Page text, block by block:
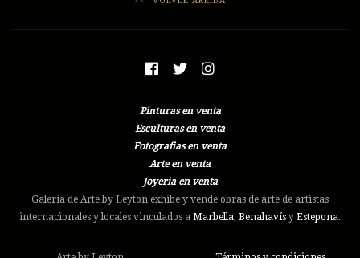
Pinturas en venta
Esculturas en venta
Fotografias en venta
Arte en venta
Joyeria en venta
Galería de Arte by Leyton exhibe y vende obras de arte de artistas
internacionales y locales vinculados a Marbella, Benahavís y Estepona.